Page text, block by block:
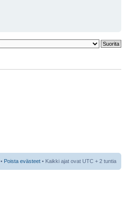
• Poista evästeet • Kaikki ajat ovat UTC + 2 tuntia